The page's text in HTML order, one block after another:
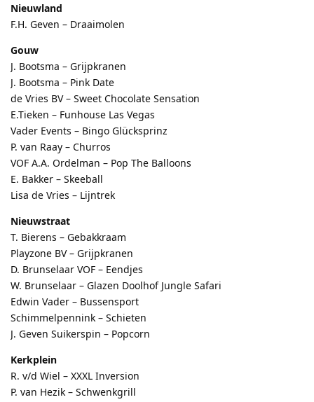
Nieuwland
F.H. Geven – Draaimolen
Gouw
J. Bootsma – Grijpkranen
J. Bootsma – Pink Date
de Vries BV – Sweet Chocolate Sensation
E.Tieken – Funhouse Las Vegas
Vader Events – Bingo Glücksprinz
P. van Raay – Churros
VOF A.A. Ordelman – Pop The Balloons
E. Bakker – Skeeball
Lisa de Vries – Lijntrek
Nieuwstraat
T. Bierens – Gebakkraam
Playzone BV – Grijpkranen
D. Brunselaar VOF – Eendjes
W. Brunselaar – Glazen Doolhof Jungle Safari
Edwin Vader – Bussensport
Schimmelpennink – Schieten
J. Geven Suikerspin – Popcorn
Kerkplein
R. v/d Wiel – XXXL Inversion
P. van Hezik – Schwenkgrill